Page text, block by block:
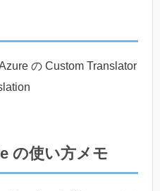
の Custom Translator
の使い方メモ